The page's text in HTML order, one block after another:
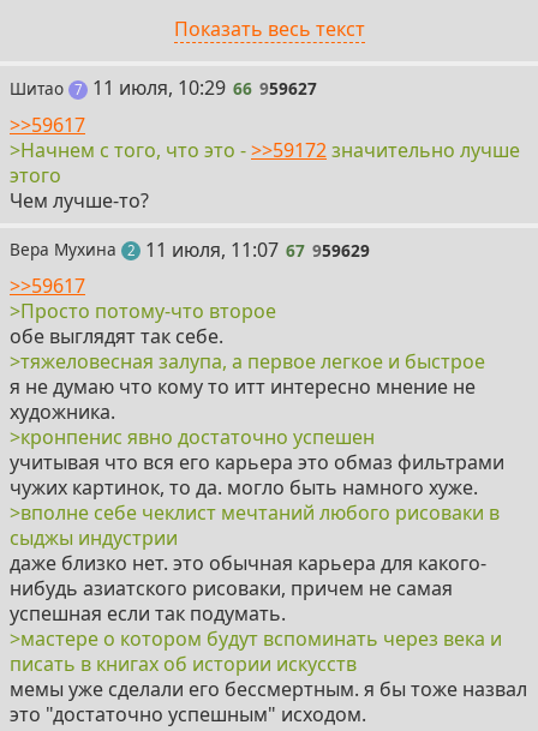
том что сейчас даже подобные студии аутсорсят свой
обосрались.
> какой-нибудь "великий" Кодзима приглашает в офис
Этот говноед кого только не приглашает, даже если у
тебя лям в инстаграме будет - и тебя позовёт, чтобы
ты как лох прорекламировал его очередное поделие
про ходьбу вместо геймплея. Именно по той же
причине его нанимал шитфликс, и сейчас наняла
бездарная певичка даоко, которая проебала другой
бездарной певичке адо, и приходится брать
кронпениса с накрученной подписотой в целях
рекламы, т.к. это дешевле чем фактически покупать
рекламу.
> артбуки издавал
Издать артбук с ограниченным тиражом сейчас
может любой дебил у которого есть деньги.
>По-моему, это вполне себе чеклист мечтаний любого
рисоваки в сыджы индустрии
Только вот кронпенис к этой сыджы индустрии не
относится и никогда не относился, попросту потому
что в ней никогда не работал, как точик намбаван или
госопжа гавна. Он типичный инстаграмный художник
с накрученной подписотой и нулевым ростом, он как
тот выродок с пикабу который рисовал совковые
высеры в псевдо-аниме стиле, с той лишь разницей
что у кронпениса есть подруга с гражданством
Японии и связями которая его там и устроила.
Показать весь текст
Шитао 7постов
66
11 июля, 10:29 66 959627
>>59617
>Начнем с того, что это ->>59172значительно лучше
этого
Чем лучше-то?
Вера Мухина 2поста
67
11 июля, 11:07 67 959629
>>59617
>Просто потому-что второе
обе выглядят так себе.
>тяжеловесная залупа, а первое легкое и быстрое
я не думаю что кому то итт интересно мнение не
художника.
>кронпенис явно достаточно успешен
учитывая что вся его карьера это обмаз фильтрами
чужих картинок, то да. могло быть намного хуже.
>вполне себе чеклист мечтаний любого рисоваки в
сыджы индустрии
даже близко нет. это обычная карьера для какого-
нибудь азиатского рисоваки, причем не самая
успешная если так подумать.
>мастере о котором будут вспоминать через века и
писать в книгах об истории искусств
мемы уже сделали его бессмертным. я бы тоже назвал
это "достаточно успешным" исходом.